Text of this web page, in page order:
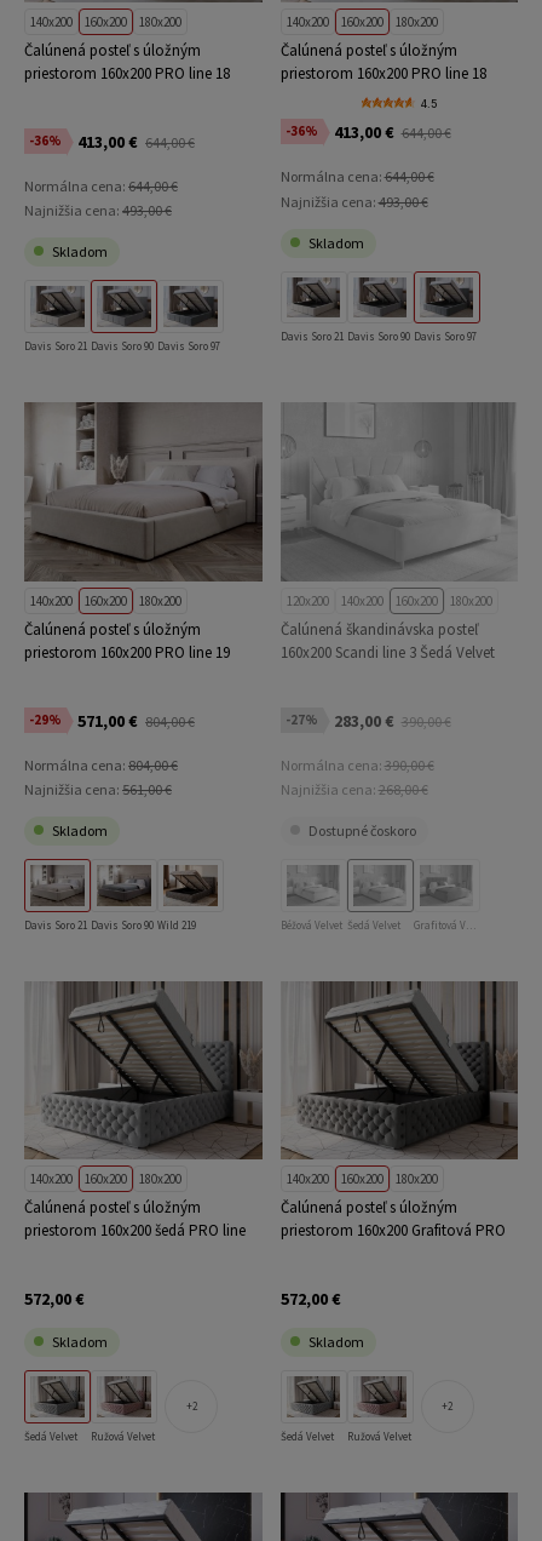
140x200 160x200 180x200
Čalúnená posteľ s úložným
priestorom 160x200 PRO line 18
-36% 413,00 € 644,00 €
Normálna cena: 644,00 €
Najnižšia cena: 493,00 €
Skladom
Davis Soro 21 Davis Soro 90 Davis Soro 97
140x200 160x200 180x200
Čalúnená posteľ s úložným
priestorom 160x200 PRO line 18
4.5
-36% 413,00 € 644,00 €
Normálna cena:644,00 €
Najnižšia cena:493,00 €
Skladom
Davis Soro 21 Davis Soro 90 Davis Soro 97
140x200 160x200 180x200
Čalúnená posteľ s úložným
priestorom 160x200 PRO line 19
-29% 571,00 € 804,00 €
Normálna cena: 804,00 €
Najnižšia cena: 561,00 €
Skladom
Davis Soro 21 Davis Soro 90 Wild 219
120x200 140x200 160x200 180x200
Čalúnená škandinávska posteľ
160x200 Scandi line 3 Šedá Velvet
-27% 283,00 € 390,00 €
Normálna cena: 390,00 €
Najnižšia cena: 268,00 €
Dostupné čoskoro
Béžová Velvet Šedá Velvet Grafitová Velvet
140x200 160x200 180x200
Čalúnená posteľ s úložným
priestorom 160x200 šedá PRO line
572,00 €
Skladom
Šedá Velvet Ružová Velvet
2
140x200 160x200 180x200
Čalúnená posteľ s úložným
priestorom 160x200 Grafitová PRO
572,00 €
Skladom
Šedá Velvet Ružová Velvet
2